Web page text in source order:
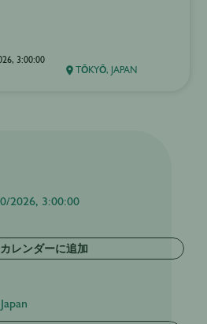
3:00:00
TŌKYŌ, JAPAN
2026, 3:00:00
カレンダーに追加